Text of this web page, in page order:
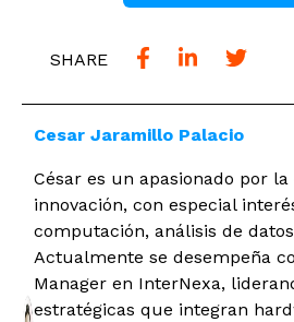
SHARE
Cesar Jaramillo Palacio
César es un apasionado por
innovación, con especial
computación, análisis de
Actualmente se desempeña
Manager en InterNexa,
estratégicas que integran